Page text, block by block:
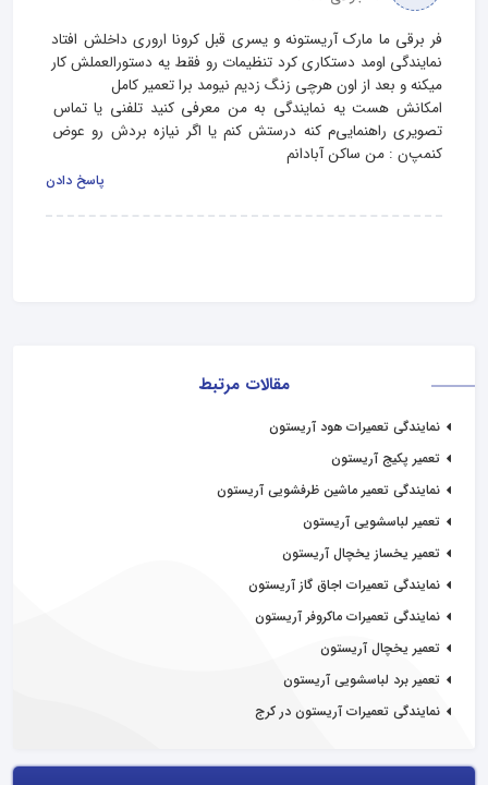
مقالات مرتبط
نمایندگی تعمیرات هود آریستون
تعمیر پکیج آریستون
نمایندگی تعمیر ماشین ظرفشویی آریستون
تعمیر لباسشویی آریستون
تعمیر یخساز یخچال آریستون
نمایندگی تعمیرات اجاق گاز آریستون
نمایندگی تعمیرات ماکروفر آریستون
تعمیر یخچال آریستون
تعمیر برد لباسشویی آریستون
نمایندگی تعمیرات آریستون در کرج
فر برقی ما مارک آریستونه و یسری قبل کرونا اروری داخلش افتاد
نمایندگی اومد دستکاری کرد تنظیمات رو فقط یه دستورالعملش کار
امکانش هست یه نمایندگی به من معرفی کنید تلفنی یا تماس
تصویری راهنمایی‌م کنه درستش کنم یا اگر نیازه بردش رو عوض
کنمپ‌ن : من ساکن آبادانم
پاسخ دادن